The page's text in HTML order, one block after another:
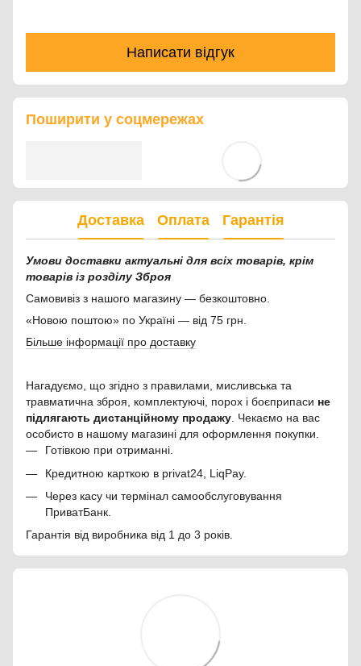
Написати відгук
Поширити у соцмережах
Доставка Оплата Гарантія
Умови доставки актуальні для всіх товарів, крім
товарів із розділу Зброя
Самовивіз з нашого магазину — безкоштовно.
«Новою поштою» по Україні — від 75 грн.
Більше інформації про доставку
Нагадуємо, що згідно з правилами, мисливська та
травматична зброя, комплектуючі, порох і боєприпаси не
підлягають дистанційному продажу . Чекаємо на вас
особисто в нашому магазині для оформлення покупки.
Готівкою при отриманні.
Кредитною карткою в privat24, LiqPay.
Через касу чи термінал самообслуговування
ПриватБанк.
Гарантія від виробника від 1 до 3 років.